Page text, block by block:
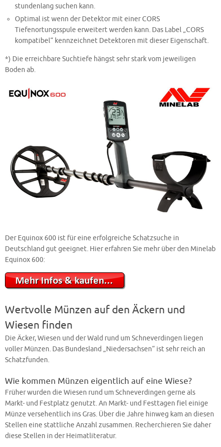
stundenlang suchen kann.
Optimal ist wenn der Detektor mit einer CORS
Tiefenortungsspule erweitert werden kann. Das Label „CORS
kompatibel“ kennzeichnet Detektoren mit dieser Eigenschaft.
*) Die erreichbare Suchtiefe hängst sehr stark vom jeweiligen
Boden ab.
Der Equinox 600 ist für eine erfolgreiche Schatzsuche in
Deutschland gut geeignet. Hier erfahren Sie mehr über den Minelab
Equinox 600:
Wertvolle Münzen auf den Äckern und
Wiesen finden
Die Äcker, Wiesen und der Wald rund um Schneverdingen liegen
voller Münzen. Das Bundesland „Niedersachsen“ ist sehr reich an
Schatzfunden.
Wie kommen Münzen eigentlich auf eine Wiese?
Früher wurden die Wiesen rund um Schneverdingen gerne als
Markt- und Festplatz genutzt. An Markt- und Festtagen fiel einige
Münze versehentlich ins Gras. Über die Jahre hinweg kam an diesen
Stellen eine stattliche Anzahl zusammen. Recherchieren Sie daher
diese Stellen in der Heimatliteratur.